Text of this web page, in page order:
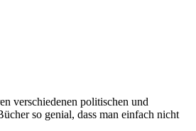
verschiedenen politischen und
so genial, dass man einfach nicht